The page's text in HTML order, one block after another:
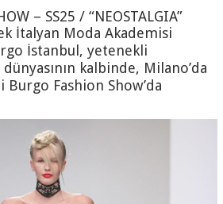
– SS25 / “NEOSTALGIA”
İtalyan Moda Akademisi
İstanbul, yetenekli
kalbinde, Milano’da
Fashion Show’da